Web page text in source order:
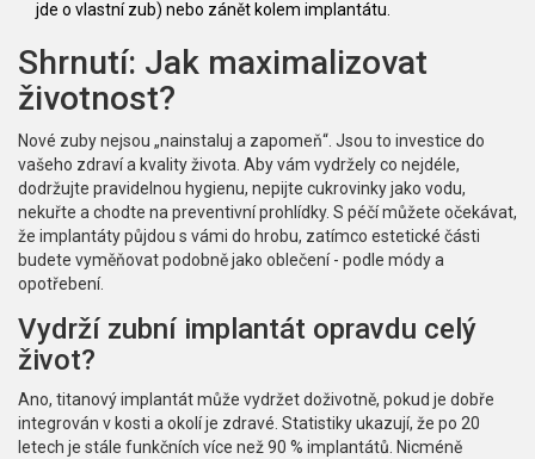
jde o vlastní zub) nebo zánět kolem implantátu.
Shrnutí: Jak maximalizovat
životnost?
Nové zuby nejsou „nainstaluj a zapomeň“. Jsou to investice do
vašeho zdraví a kvality života. Aby vám vydržely co nejdéle,
dodržujte pravidelnou hygienu, nepijte cukrovinky jako vodu,
nekuřte a chodte na preventivní prohlídky. S péčí můžete očekávat,
že implantáty půjdou s vámi do hrobu, zatímco estetické části
budete vyměňovat podobně jako oblečení - podle módy a
opotřebení.
Vydrží zubní implantát opravdu celý
život?
Ano, titanový implantát může vydržet doživotně, pokud je dobře
integrován v kosti a okolí je zdravé. Statistiky ukazují, že po 20
letech je stále funkčních více než 90 % implantátů. Nicméně